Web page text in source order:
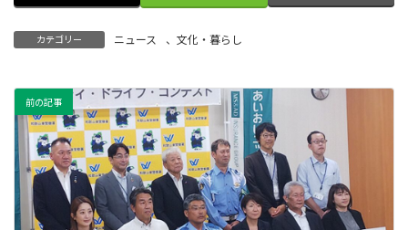
カテゴリー ニュース 、 文化・暮らし
前の記事